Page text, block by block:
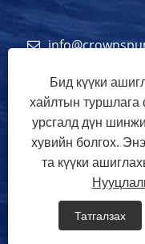
Зохиогчийн эрх ©
үйлдвэрлэдэг
Sitemap
Бид күүки
хайлтын туршлага
урсгалд дүн
хувийн болгох.
та күүки
Татгалзах